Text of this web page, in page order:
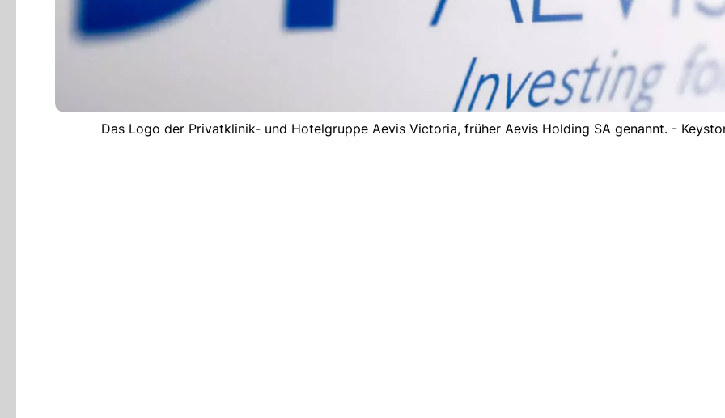
Das Logo der Privatklinik- und Hotelgruppe Aevis Victoria, früher Aevis Holding SA genannt. -